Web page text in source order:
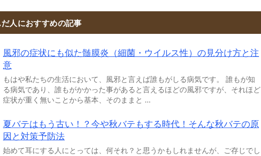
人におすすめの記事
風邪の症状にも似た髄膜炎（細菌・ウイルス性）の見分け方と注
意
もはや私たちの生活において、風邪と言えば誰もがしる病気です。 誰もが知
る病気であり、誰もがかかった事があると言えるほどの風邪ですが、それほど
症状が重く無いことから基本、そのままと ...
夏バテはもう古い！？今や秋バテもする時代！そんな秋バテの原
因と対策予防法
始めて耳にする人にとっては、何それ？と思うかもしれませんが、ご存じでし